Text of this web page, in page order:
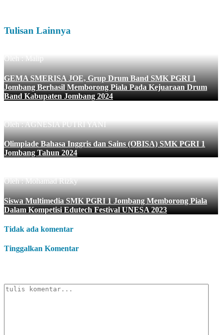
Tulisan Lainnya
Oleh : Malip
GEMA SMERISA JOE, Grup Drum Band SMK PGRI 1
Jombang Berhasil Memborong Piala Pada Kejuaraan Drum
Band Kabupaten Jombang 2024
Oleh : AGNESIA PUTRI YANI
Olimpiade Bahasa Inggris dan Sains (OBISA) SMK PGRI 1
Jombang Tahun 2024
Oleh : Mohamad Rizky
Siswa Multimedia SMK PGRI 1 Jombang Memborong Piala
Dalam Kompetisi Edutech Festival UNESA 2023
Tidak ada komentar
Tinggalkan Komentar